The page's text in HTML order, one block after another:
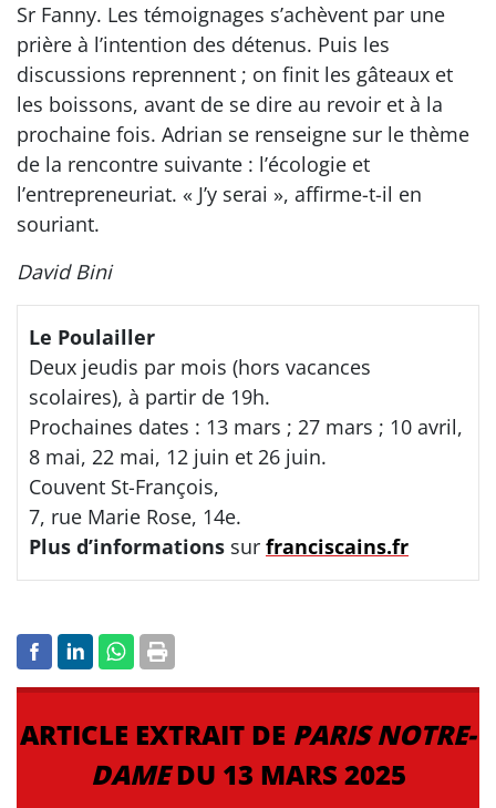
Sr Fanny. Les témoignages s’achèvent par une
prière à l’intention des détenus. Puis les
discussions reprennent ; on finit les gâteaux et
les boissons, avant de se dire au revoir et à la
prochaine fois. Adrian se renseigne sur le thème
de la rencontre suivante : l’écologie et
l’entrepreneuriat. « J’y serai », affirme-t-il en
souriant.
David Bini
Le Poulailler
Deux jeudis par mois (hors vacances
scolaires), à partir de 19h.
Prochaines dates : 13 mars ; 27 mars ; 10 avril,
8 mai, 22 mai, 12 juin et 26 juin.
Couvent St-François,
7, rue Marie Rose, 14e.
Plus d’informations sur franciscains.fr
ARTICLE EXTRAIT DE PARIS NOTRE-
DAMEDU 13 MARS 2025